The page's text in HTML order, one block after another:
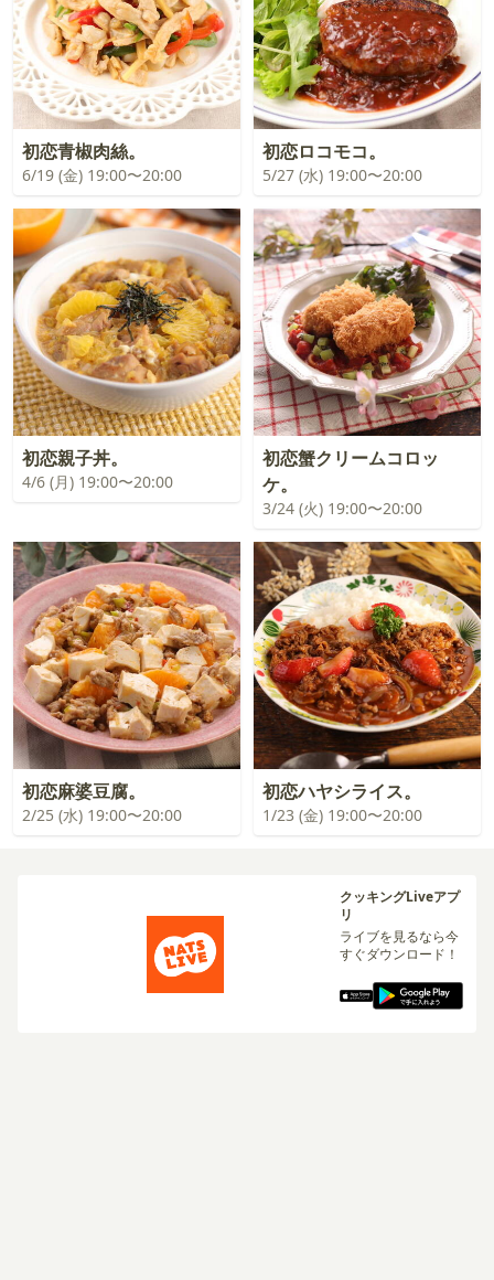
初恋青椒肉絲。
6/19 (金) 19:00〜20:00
初恋ロコモコ。
5/27 (水) 19:00〜20:00
初恋親子丼。
4/6 (月) 19:00〜20:00
初恋蟹クリームコロッ
ケ。
3/24 (火) 19:00〜20:00
初恋麻婆豆腐。
2/25 (水) 19:00〜20:00
初恋ハヤシライス。
1/23 (金) 19:00〜20:00
クッキングLiveアプ
リ
ライブを見るなら今
すぐダウンロード！